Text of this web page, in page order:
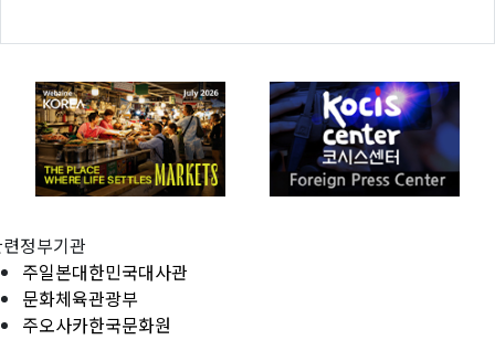
정부기관
주일본대한민국대사관
문화체육관광부
주오사카한국문화원